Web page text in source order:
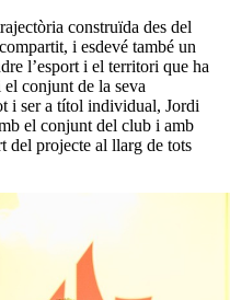
construïda des del
i esdevé també un
l’esport i el territori que ha
conjunt de la seva
i ser a títol individual, Jordi
el conjunt del club i amb
del projecte al llarg de tots